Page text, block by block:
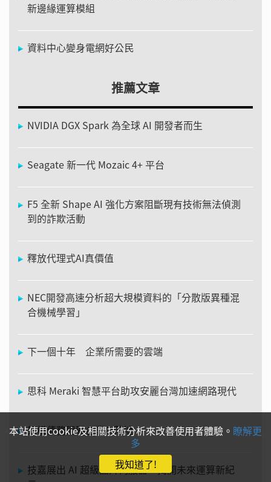
新邊緣運算模組
資料中心變身電網好公民
推薦文章
NVIDIA DGX Spark 為全球 AI 開發者而生
Seagate 新一代 Mozaic 4+ 平台
F5 全新 Shape AI 強化方案阻斷現有技術無法偵測
到的詐欺活動
釋放代理式AI真價值
NEC開發高速分析超大規模資料的「分散版異種混
合機械學習」
下一個十年 企業所需要的雲端
思科 Meraki 智慧平台助攻安麗台灣加速網路現代
架構債務阻礙企業AI落地
技嘉展出 AI 超級晶片伺服器 揭開未來運算新紀
本站使用cookie及相關技術分析來改善使用者體驗。 瞭解更
多
我知道了!